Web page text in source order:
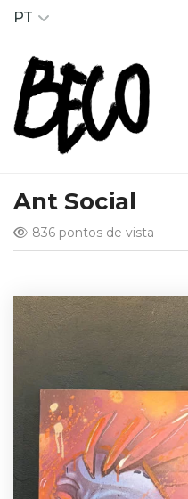
PT
Ant Social
836 pontos de vista